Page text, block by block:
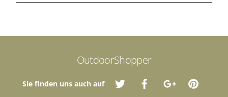
OutdoorShopper
Sie finden uns auch auf